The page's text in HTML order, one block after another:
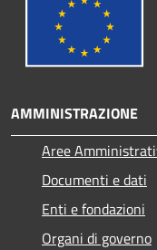
AMMINISTRAZIONE
Aree
Documenti e dati
Enti e fondazioni
Organi di governo